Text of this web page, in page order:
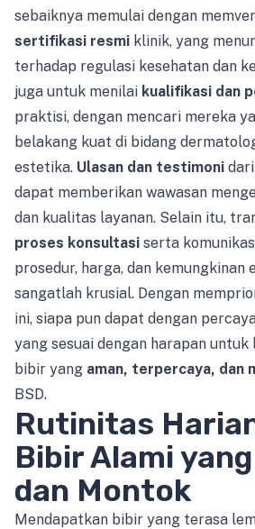
sebaiknya memulai dengan
sertifikasi resmi klinik, yang
terhadap regulasi kesehatan dan
juga untuk menilai kualifikasi dan
praktisi, dengan mencari mereka
belakang kuat di bidang
estetika. Ulasan dan testimoni
dapat memberikan wawasan
dan kualitas layanan. Selain itu,
proses konsultasi serta
prosedur, harga, dan kemungkinan
sangatlah krusial. Dengan
ini, siapa pun dapat dengan
yang sesuai dengan harapan
bibir yang aman, terpercaya, dan
BSD.
Rutinitas
Bibir Alami
dan Montok
Mendapatkan bibir yang terasa